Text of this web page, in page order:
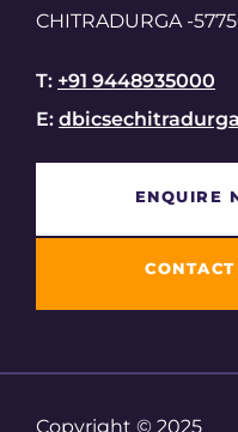
CHITRADURGA -
T: +91 9448935000
E:
ENQUIRE
Copyright © 2025